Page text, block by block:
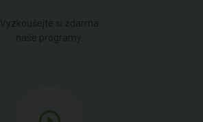
Vyzkoušejte si zdarma
naše programy.